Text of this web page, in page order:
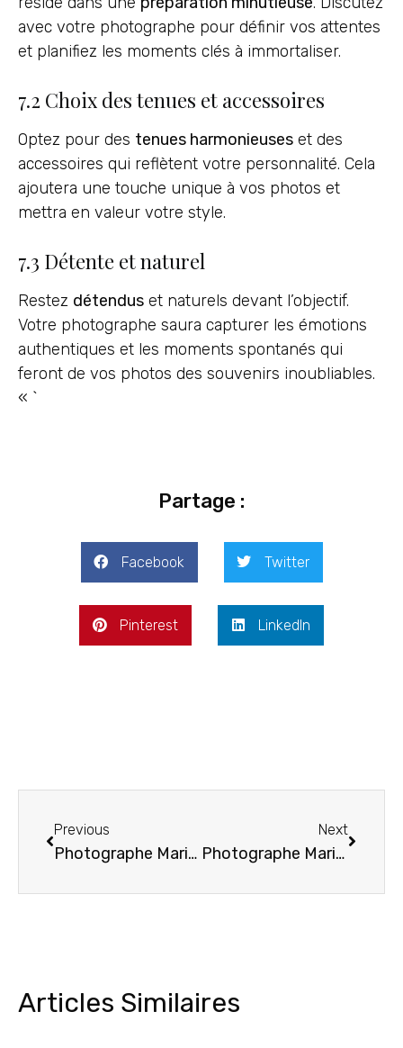
avec votre photographe pour définir vos attentes
et planifiez les moments clés à immortaliser.
7.2 Choix des tenues et accessoires
Optez pour des tenues harmonieuses et des
accessoires qui reflètent votre personnalité. Cela
ajoutera une touche unique à vos photos et
mettra en valeur votre style.
7.3 Détente et naturel
Restez détendus et naturels devant l’objectif.
Votre photographe saura capturer les émotions
authentiques et les moments spontanés qui
feront de vos photos des souvenirs inoubliables.
« `
Partage :
Facebook Twitter
Pinterest LinkedIn
Previous
Photographe Mariage Marseille : Moments Inoubliables
Next
Photographe Mariage à La Seyne-sur-Mer
Articles Similaires